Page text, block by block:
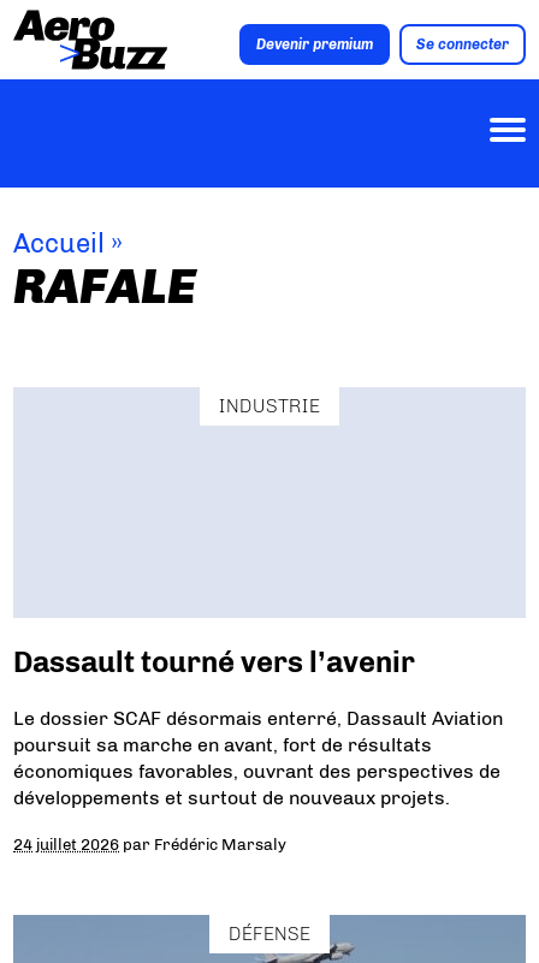
Devenir premium Se connecter
Accueil »
RAFALE
INDUSTRIE
Dassault tourné vers l’avenir
Le dossier SCAF désormais enterré, Dassault Aviation
poursuit sa marche en avant, fort de résultats
économiques favorables, ouvrant des perspectives de
développements et surtout de nouveaux projets.
24 juillet 2026 par Frédéric Marsaly
DÉFENSE